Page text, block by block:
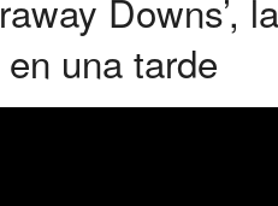
Downs’,
una tarde